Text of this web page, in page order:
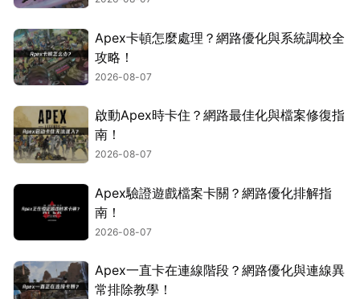
Apex卡頓怎麼處理？網路優化與系統調校全
攻略！
2026-08-07
啟動Apex時卡住？網路最佳化與檔案修復指
南！
2026-08-07
Apex驗證遊戲檔案卡關？網路優化排解指
南！
2026-08-07
Apex一直卡在連線階段？網路優化與連線異
常排除教學！